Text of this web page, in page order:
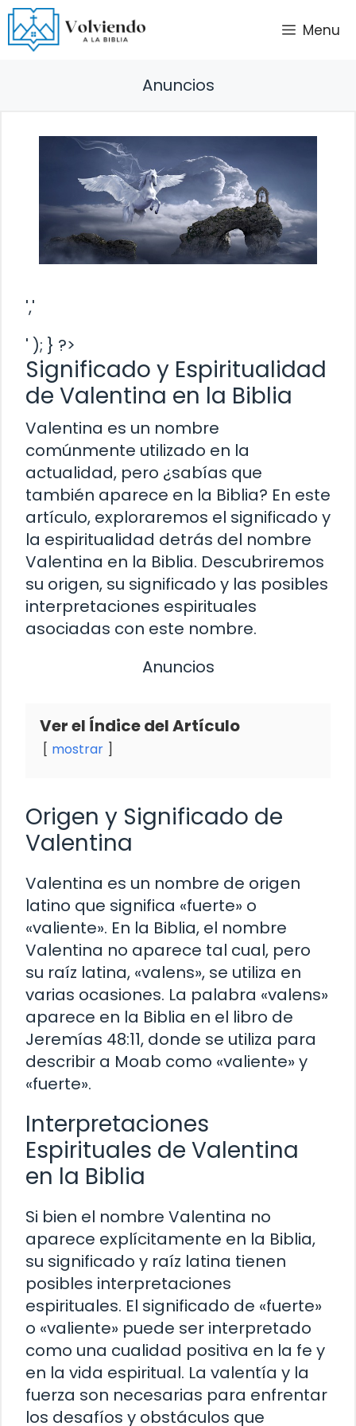
Saltar
al
contenido
Menu
Anuncios
','
' ); } ?>
Significado y Espiritualidad
de Valentina en la Biblia
Valentina es un nombre
comúnmente utilizado en la
actualidad, pero ¿sabías que
también aparece en la Biblia? En este
artículo, exploraremos el significado y
la espiritualidad detrás del nombre
Valentina en la Biblia. Descubriremos
su origen, su significado y las posibles
interpretaciones espirituales
asociadas con este nombre.
Anuncios
Ver el Índice del Artículo
mostrar
Origen y Significado de
Valentina
Valentina es un nombre de origen
latino que significa «fuerte» o
«valiente». En la Biblia, el nombre
Valentina no aparece tal cual, pero
su raíz latina, «valens», se utiliza en
varias ocasiones. La palabra «valens»
aparece en la Biblia en el libro de
Jeremías 48:11, donde se utiliza para
describir a Moab como «valiente» y
«fuerte».
Interpretaciones
Espirituales de Valentina
en la Biblia
Si bien el nombre Valentina no
aparece explícitamente en la Biblia,
su significado y raíz latina tienen
posibles interpretaciones
espirituales. El significado de «fuerte»
o «valiente» puede ser interpretado
como una cualidad positiva en la fe y
en la vida espiritual. La valentía y la
fuerza son necesarias para enfrentar
los desafíos y obstáculos que